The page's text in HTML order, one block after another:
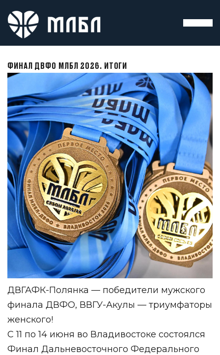
ФИНАЛ ДВФО МЛБЛ 2026. ИТОГИ
ДВГАФК-Полянка — победители мужского
финала ДВФО, ВВГУ-Акулы — триумфаторы
женского!
С 11 по 14 июня во Владивостоке состоялся
Финал Дальневосточного Федерального